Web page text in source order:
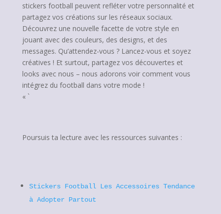
stickers football peuvent refléter votre personnalité et
partagez vos créations sur les réseaux sociaux.
Découvrez une nouvelle facette de votre style en
jouant avec des couleurs, des designs, et des
messages. Qu’attendez-vous ? Lancez-vous et soyez
créatives ! Et surtout, partagez vos découvertes et
looks avec nous – nous adorons voir comment vous
intégrez du football dans votre mode !
« `
Poursuis ta lecture avec les ressources suivantes :
Stickers Football Les Accessoires Tendance
à Adopter Partout